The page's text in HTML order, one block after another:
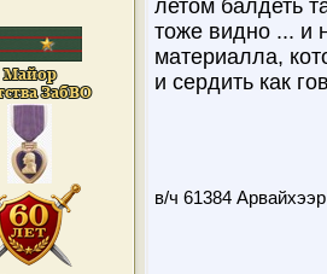
летом балдеть
тоже видно ... и
материалла,
и сердить как
в/ч 61384